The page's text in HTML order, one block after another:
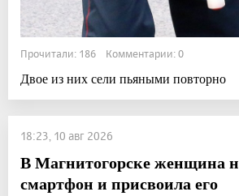
Прочитали: 186 Комментарии: 0
Двое из них сели пьяными повторно
18:23, 10 авг 2026
В Магнитогорске женщина
смартфон и присвоила его